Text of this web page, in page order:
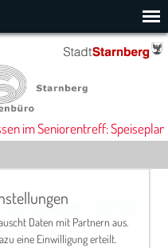
im Seniorentreff: Speiseplan
Bertler 09:30
Daten mit Partnern aus.
eine Einwilligung erteilt.